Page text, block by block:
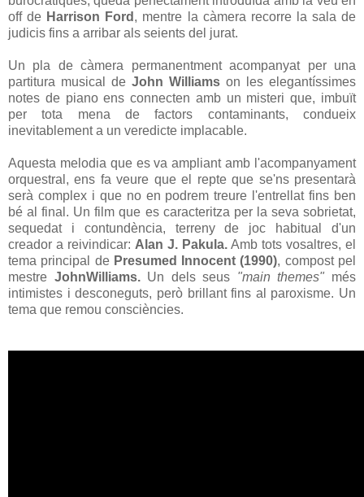
off de Harrison Ford , mentre la càmera recorre la sala de
judicis fins a arribar als seients del jurat.
Un pla de càmera permanentment acompanyat per una
partitura musical de John Williams on les elegantíssimes
notes de piano ens connecten amb un misteri que, imbuït
per tota mena de factors contaminants, condueix
inevitablement a un veredicte implacable.
Aquesta melodia que es va ampliant amb l'acompanyament
orquestral, ens fa veure que el repte que se'ns presentarà
serà complex i que no en podrem treure l'entrellat fins ben
bé al final. Un film que es caracteritza per la seva sobrietat,
sequedat i contundència, terreny de joc habitual d'un
creador a reivindicar: Alan J. Pakula. Amb tots vosaltres, el
tema principal de Presumed Innocent (1990), compost pel
mestre JohnWilliams.Un dels seus "main themes" més
intimistes i desconeguts, però brillant fins al paroxisme. Un
tema que remou consciències.